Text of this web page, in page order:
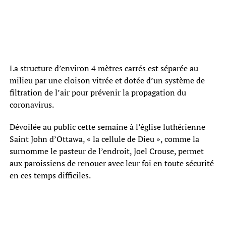
La structure d’environ 4 mètres carrés est séparée au
milieu par une cloison vitrée et dotée d’un système de
filtration de l’air pour prévenir la propagation du
coronavirus.
Dévoilée au public cette semaine à l’église luthérienne
Saint John d’Ottawa, « la cellule de Dieu », comme la
surnomme le pasteur de l’endroit, Joel Crouse, permet
aux paroissiens de renouer avec leur foi en toute sécurité
en ces temps difficiles.